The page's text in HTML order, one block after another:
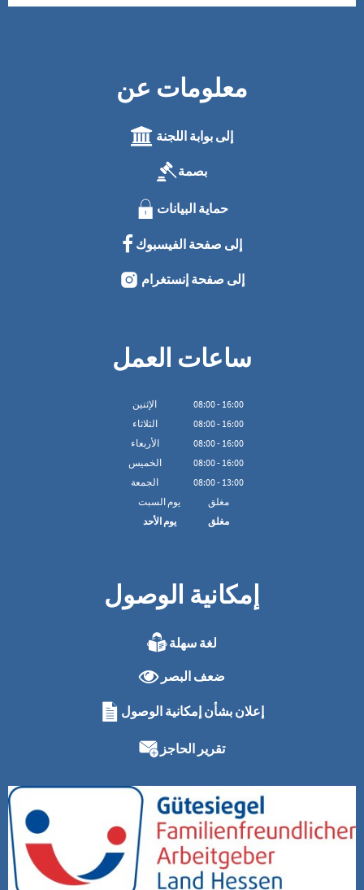
معلومات عن
إلى بوابة اللجنة
بصمة
حماية البيانات
إلى صفحة الفيسبوك
إلى صفحة إنستغرام
ساعات العمل
الإثنين 08:00- 16:00
الثلاثاء
08:00- 16:00
الأربعاء
08:00- 16:00
الخميس
08:00- 16:00
الجمعة
08:00- 13:00
يوم السبت
مغلق
يوم الأحد
مغلق
إمكانية الوصول
لغة سهلة
ضعف البصر
إعلان بشأن إمكانية الوصول
تقرير الحاجز